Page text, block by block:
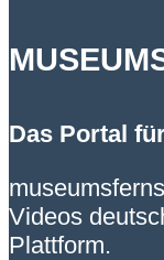
Das Portal
Videos
Plattform.